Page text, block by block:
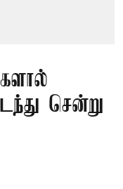
சென்று